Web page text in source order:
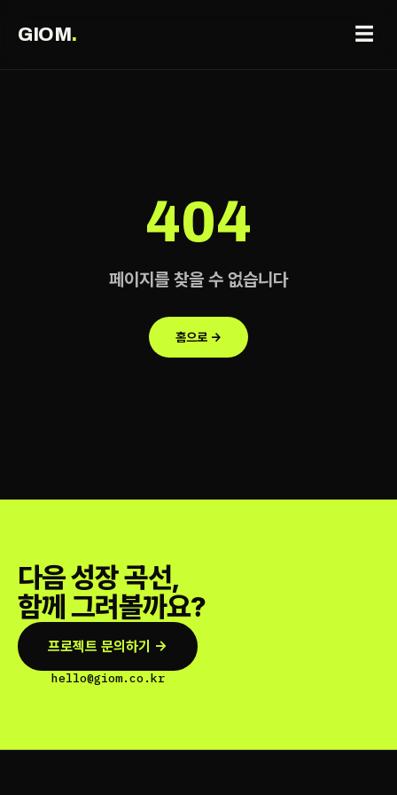
GIOM. ☰
404
페이지를 찾을 수 없습니다
홈으로 →
다음 성장 곡선,
함께 그려볼까요?
프로젝트 문의하기 →
hello@giom.co.kr